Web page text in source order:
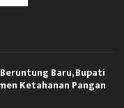
Baru, Bupati
Ketahanan Pangan